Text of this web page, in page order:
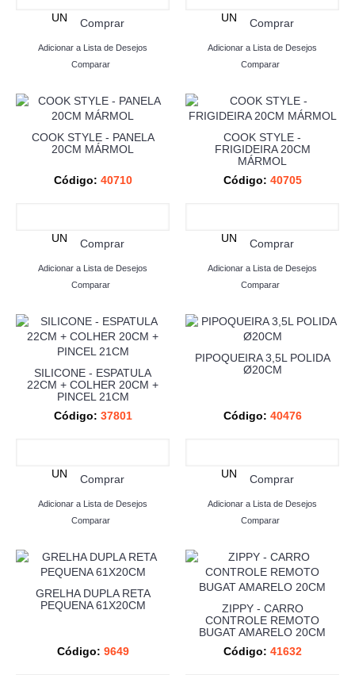
UN Comprar
Adicionar a Lista de Desejos
Comparar
UN Comprar
Adicionar a Lista de Desejos
Comparar
COOK STYLE - PANELA
20CM MÁRMOL
Código: 40710
UN Comprar
Adicionar a Lista de Desejos
Comparar
COOK STYLE -
FRIGIDEIRA 20CM
MÁRMOL
Código: 40705
UN Comprar
Adicionar a Lista de Desejos
Comparar
SILICONE - ESPATULA
22CM + COLHER 20CM +
PINCEL 21CM
Código: 37801
UN Comprar
Adicionar a Lista de Desejos
Comparar
PIPOQUEIRA 3,5L POLIDA
Ø20CM
Código: 40476
UN Comprar
Adicionar a Lista de Desejos
Comparar
GRELHA DUPLA RETA
PEQUENA 61X20CM
Código: 9649
ZIPPY - CARRO
CONTROLE REMOTO
BUGAT AMARELO 20CM
Código: 41632